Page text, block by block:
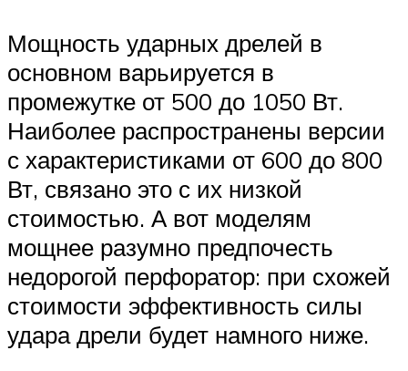
Мощность ударных дрелей в
основном варьируется в
промежутке от 500 до 1050 Вт.
Наиболее распространены версии
с характеристиками от 600 до 800
Вт, связано это с их низкой
стоимостью. А вот моделям
мощнее разумно предпочесть
недорогой перфоратор: при схожей
стоимости эффективность силы
удара дрели будет намного ниже.